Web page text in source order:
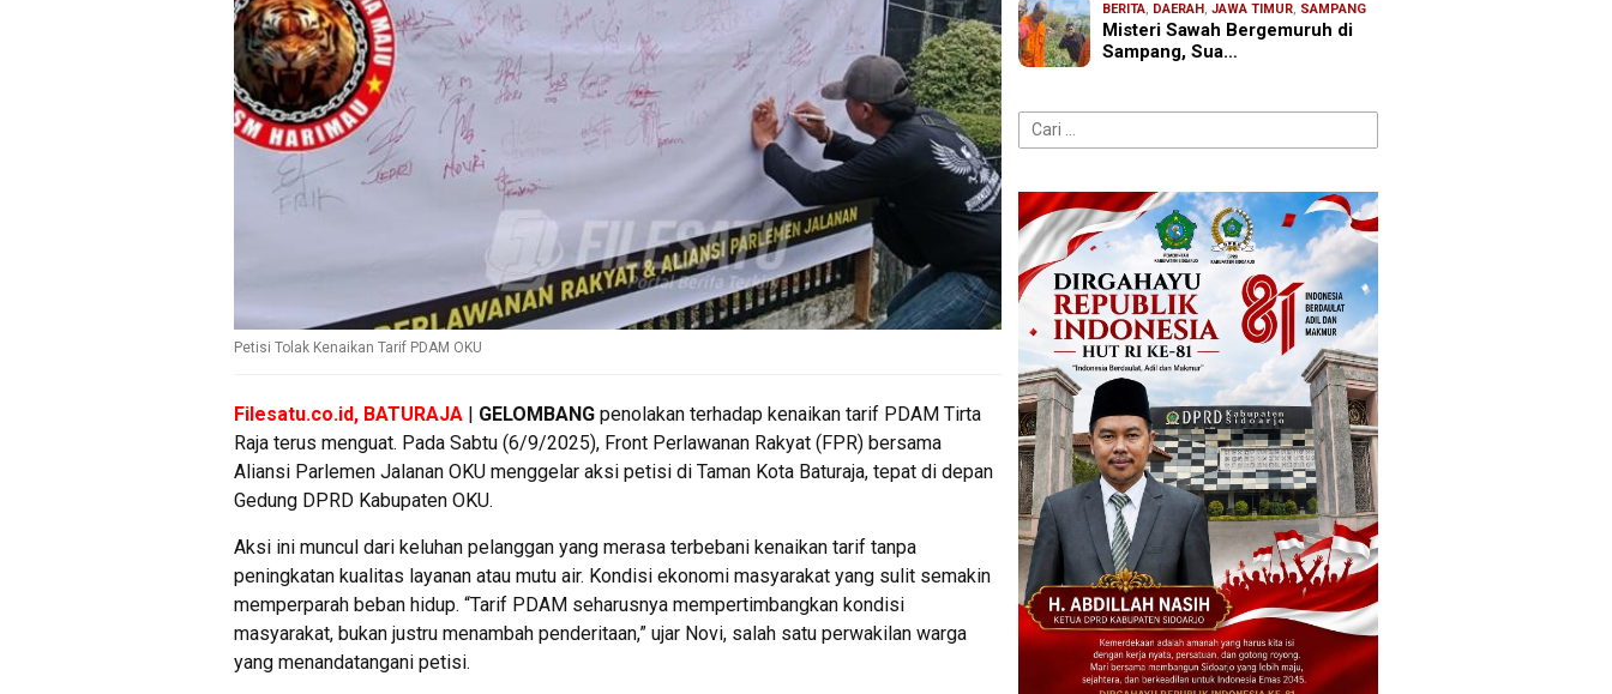
Petisi Tolak Kenaikan Tarif PDAM OKU
Filesatu.co.id, BATURAJA | GELOMBANG penolakan terhadap kenaikan tarif PDAM Tirta
Raja terus menguat. Pada Sabtu (6/9/2025), Front Perlawanan Rakyat (FPR) bersama
Aliansi Parlemen Jalanan OKU menggelar aksi petisi di Taman Kota Baturaja, tepat di depan
Gedung DPRD Kabupaten OKU.
Aksi ini muncul dari keluhan pelanggan yang merasa terbebani kenaikan tarif tanpa
peningkatan kualitas layanan atau mutu air. Kondisi ekonomi masyarakat yang sulit semakin
memperparah beban hidup. “Tarif PDAM seharusnya mempertimbangkan kondisi
masyarakat, bukan justru menambah penderitaan,” ujar Novi, salah satu perwakilan warga
yang menandatangani petisi.
BERITA, DAERAH ,JAWA TIMUR, SAMPANG
Misteri Sawah Bergemuruh di
Sampang, Sua…
Cari
untuk: